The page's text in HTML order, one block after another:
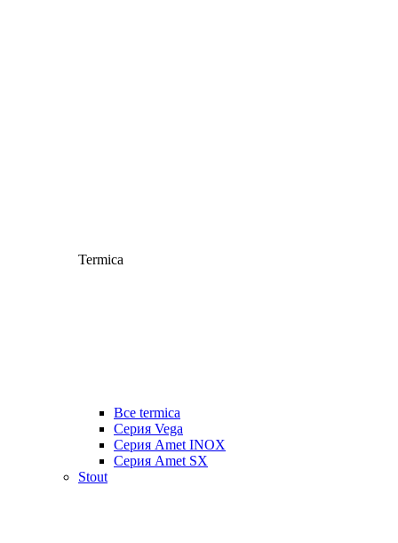
Termica
Все termica
Серия Vega
Серия Amet INOX
Серия Amet SX
Stout